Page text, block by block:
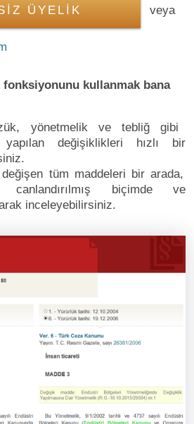
ÜYELİK veya
fonksiyonunu kullanmak bana
yönetmelik ve tebliğ gibi
yapılan değişiklikleri hızlı bir
tüm maddeleri bir arada,
biçimde ve
inceleyebilirsiniz.